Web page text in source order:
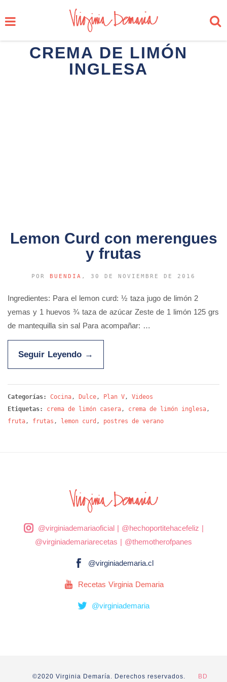
CREMA DE LIMÓN
INGLESA
Lemon Curd con merengues
y frutas
POR BUENDIA , 30 DE NOVIEMBRE DE 2016
Ingredientes: Para el lemon curd: ½ taza jugo de limón 2
yemas y 1 huevos ¾ taza de azúcar Zeste de 1 limón 125 grs
de mantequilla sin sal Para acompañar: …
Seguir Leyendo →
Categorías: Cocina , Dulce , Plan V , Videos
Etiquetas:
crema de limón casera , crema de limón inglesa ,
fruta , frutas , lemon curd , postres de verano
@virginiademariaoficial| @hechoportitehacefeliz |
@virginiademariarecetas | @themotherofpanes
@virginiademaria.cl
Recetas Virginia Demaria
@virginiademaria
©2020 Virginia Demaría. Derechos reservados. BD